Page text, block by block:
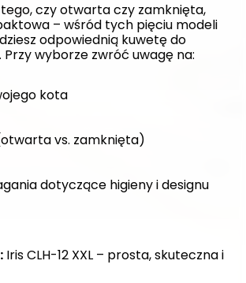
tego, czy otwarta czy zamknięta,
– wśród tych pięciu modeli
odpowiednią kuwetę do
Przy wyborze zwróć uwagę na:
kota
vs. zamknięta)
dotyczące higieny i designu
Iris CLH-12 XXL – prosta, skuteczna i